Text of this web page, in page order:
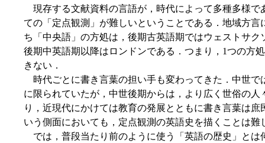
現存する文献資料の言語が，時代によって多種多様で
ての「定点観測」が難しいということである．地域方
ち「中央語」の方処は，後期古英語期ではウェストサ
後期中英語期以降はロンドンである．つまり，1つの方
きない．
時代ごとに書き言葉の担い手も変わってきた．中世で
に限られていたが，中世後期からは，より広く世俗の
り，近現代にかけては教育の発展とともに書き言葉は
いう側面においても，定点観測の英語史を描くことは難
では，普段当たり前のように使う「英語の歴史」とは